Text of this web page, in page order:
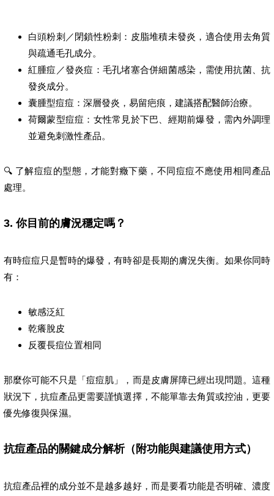
白頭粉刺／閉鎖性粉刺：皮脂堆積未發炎，適合使用去角質
與疏通毛孔成分。
紅腫痘／發炎痘：毛孔堵塞合併細菌感染，需使用抗菌、抗
發炎成分。
囊腫型痘痘：深層發炎，易留疤痕，建議搭配醫師治療。
荷爾蒙型痘痘：女性常見於下巴、經期前爆發，需內外調理
並避免刺激性產品。
🔍 了解痘痘的型態，才能對癥下藥，不同痘痘不應使用相同產品
處理。
3. 你目前的膚況穩定嗎？
有時痘痘只是暫時的爆發，有時卻是長期的膚況失衡。如果你同時
有：
敏感泛紅
乾癢脫皮
反覆長痘位置相同
那麼你可能不只是「痘痘肌」，而是皮膚屏障已經出現問題。這種
狀況下，抗痘產品更需要謹慎選擇，不能單靠去角質或控油，更要
優先修復與保濕。
抗痘產品的關鍵成分解析（附功能與建議使用方式）
抗痘產品裡的成分並不是越多越好，而是要看功能是否明確、濃度